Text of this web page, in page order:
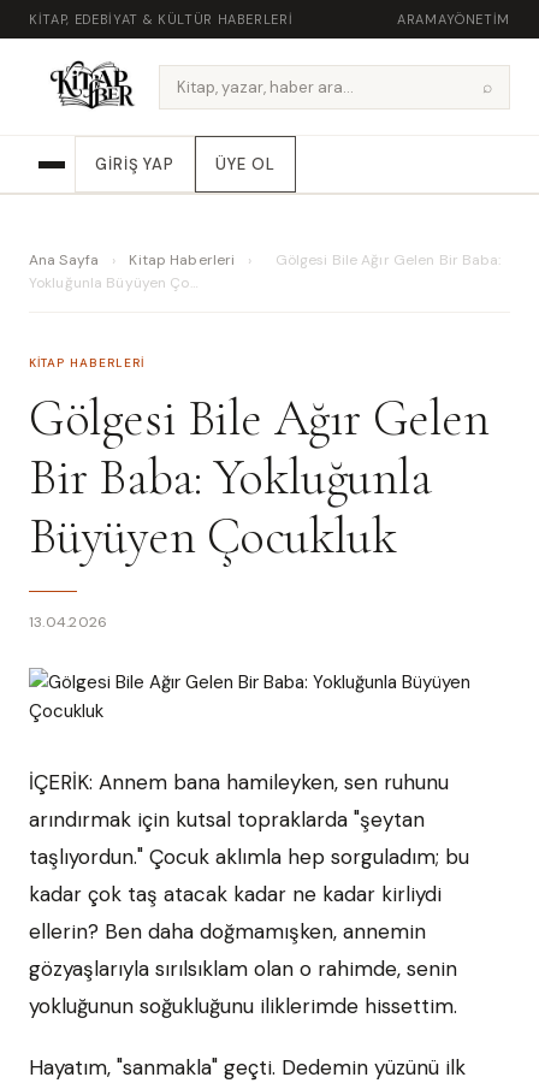
KITAP, EDEBIYAT & KÜLTÜR HABERLERI ARAMAYÖNETIM
⌕
GIRIŞ YAP ÜYE OL
Ana Sayfa › Kitap Haberleri ›
Gölgesi Bile Ağır Gelen Bir Baba:
Yokluğunla Büyüyen Ço…
KITAP HABERLERI
Gölgesi Bile Ağır Gelen
Bir Baba: Yokluğunla
Büyüyen Çocukluk
13.04.2026
İÇERİK: Annem bana hamileyken, sen ruhunu
arındırmak için kutsal topraklarda "şeytan
taşlıyordun." Çocuk aklımla hep sorguladım; bu
kadar çok taş atacak kadar ne kadar kirliydi
ellerin? Ben daha doğmamışken, annemin
gözyaşlarıyla sırılsıklam olan o rahimde, senin
yokluğunun soğukluğunu iliklerimde hissettim.
Hayatım, "sanmakla" geçti. Dedemin yüzünü ilk